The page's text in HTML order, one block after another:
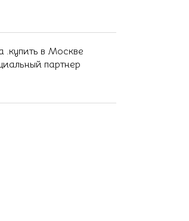
.купить в Москве
партнер